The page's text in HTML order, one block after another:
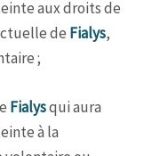
aux droits de
de Fialys,
;
Fialysqui aura
à la